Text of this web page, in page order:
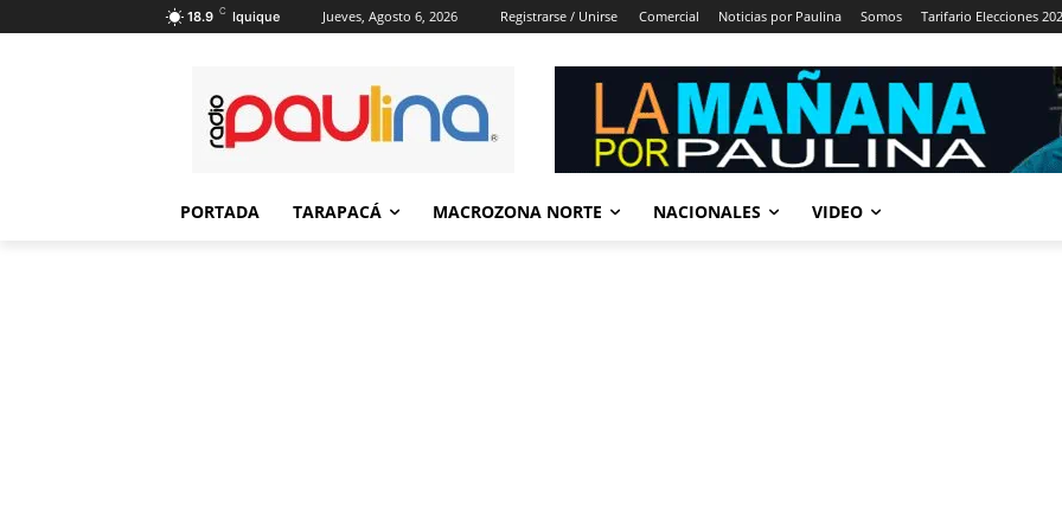
18.9 C Iquique Jueves, Agosto 6, 2026 Registrarse / Unirse Comercial Noticias por Paulina Somos Tarifario Elecciones
PORTADA TARAPACÁ MACROZONA NORTE NACIONALES VIDEO